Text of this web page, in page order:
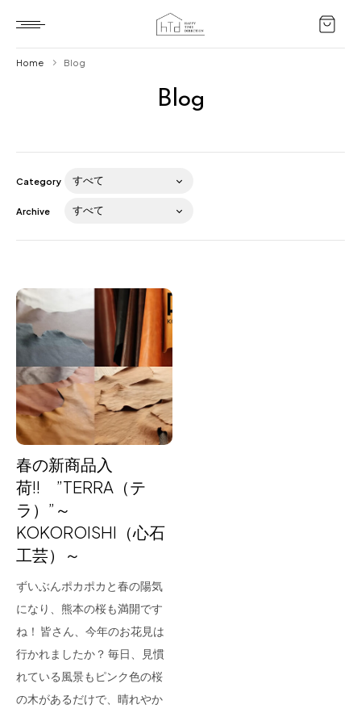
Blog
About us
for Business
Recruit
Contact
フラッグシップストア
熊本店
Arv
Blog
Home Blog
Category
Archive
春の新商品入
荷!! ”TERRA（テ
ラ）”～
KOKOROISHI（心石
工芸）～
ずいぶんポカポカと春の陽気
になり、熊本の桜も満開です
ね！ 皆さん、今年のお花見は
行かれましたか？ 毎日、見慣
れている風景もピンク色の桜
の木があるだけで、晴れやか